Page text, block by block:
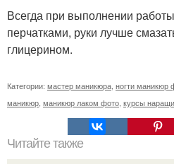
Всегда при выполнении
перчатками, руки лучше
глицерином.
Категории: мастер маникюра ногти маникюр
маникюр маникюр лаком фото курсы
Читайте также